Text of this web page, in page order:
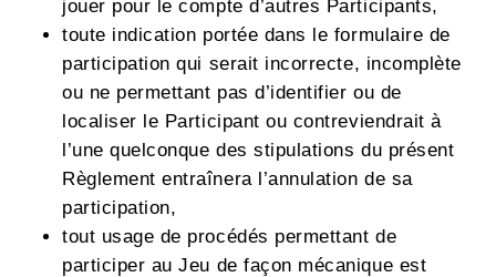
jouer pour le compte d’autres Participants,
toute indication portée dans le formulaire de
participation qui serait incorrecte, incomplète
ou ne permettant pas d’identifier ou de
localiser le Participant ou contreviendrait à
l’une quelconque des stipulations du présent
Règlement entraînera l’annulation de sa
participation,
tout usage de procédés permettant de
participer au Jeu de façon mécanique est